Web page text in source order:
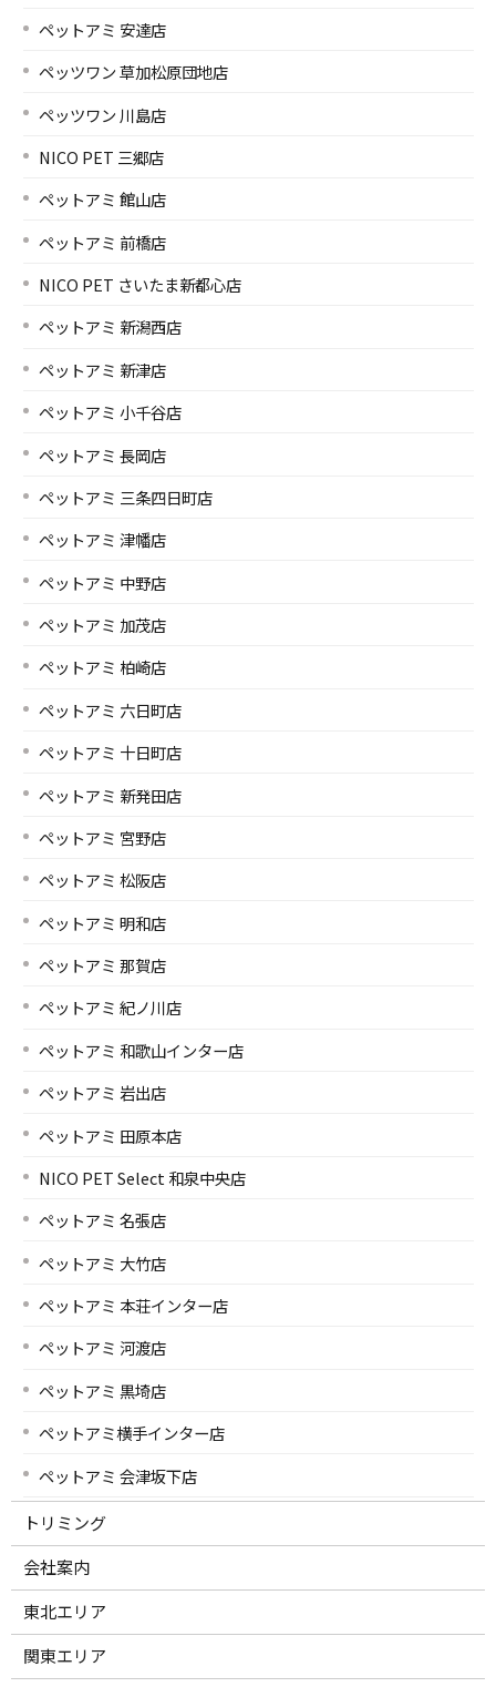
ペットアミ 安達店
ペッツワン 草加松原団地店
ペッツワン 川島店
NICO PET 三郷店
ペットアミ 館山店
ペットアミ 前橋店
NICO PET さいたま新都心店
ペットアミ 新潟西店
ペットアミ 新津店
ペットアミ 小千谷店
ペットアミ 長岡店
ペットアミ 三条四日町店
ペットアミ 津幡店
ペットアミ 中野店
ペットアミ 加茂店
ペットアミ 柏崎店
ペットアミ 六日町店
ペットアミ 十日町店
ペットアミ 新発田店
ペットアミ 宮野店
ペットアミ 松阪店
ペットアミ 明和店
ペットアミ 那賀店
ペットアミ 紀ノ川店
ペットアミ 和歌山インター店
ペットアミ 岩出店
ペットアミ 田原本店
NICO PET Select 和泉中央店
ペットアミ 名張店
ペットアミ 大竹店
ペットアミ 本荘インター店
ペットアミ 河渡店
ペットアミ 黒埼店
ペットアミ横手インター店
ペットアミ 会津坂下店
トリミング
会社案内
東北エリア
関東エリア